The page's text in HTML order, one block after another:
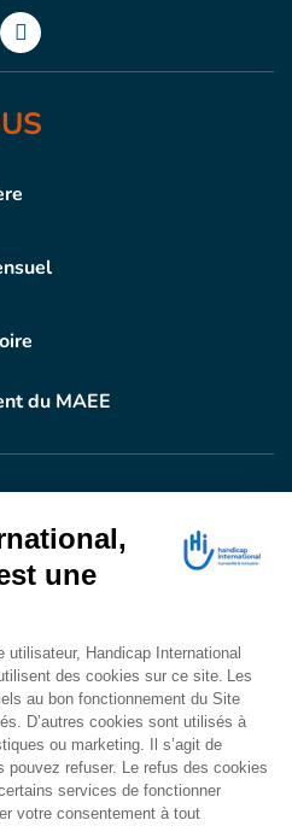
du MAEE
personnes ont
d’activités de réadaptation.
annuel